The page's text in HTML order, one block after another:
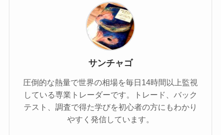
サンチャゴ
圧倒的な熱量で世界の相場を毎日14時間以上監視
している専業トレーダーです。トレード、バック
テスト、調査で得た学びを初心者の方にもわかり
やすく発信しています。